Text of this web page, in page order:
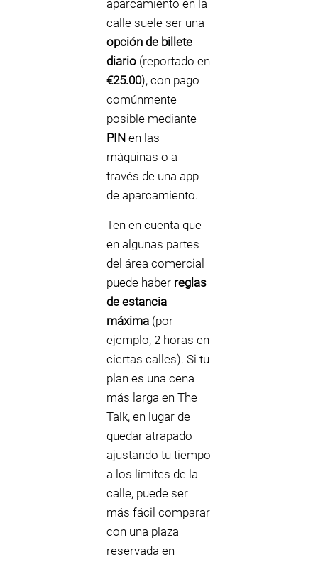
aparcamiento en la
calle suele ser una
opción de billete
diario (reportado en
€25.00), con pago
comúnmente
posible mediante
PIN en las
máquinas o a
través de una app
de aparcamiento.
Ten en cuenta que
en algunas partes
del área comercial
puede haber reglas
de estancia
máxima (por
ejemplo, 2 horas en
ciertas calles). Si tu
plan es una cena
más larga en The
Talk, en lugar de
quedar atrapado
ajustando tu tiempo
a los límites de la
calle, puede ser
más fácil comparar
con una plaza
reservada en